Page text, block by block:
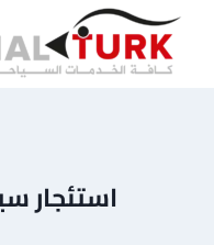
التجاوز
المحتوى
استئجار